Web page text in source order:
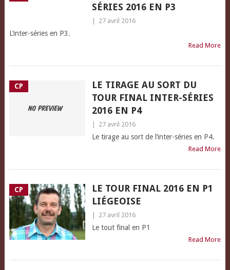
SÉRIES 2016 EN P3
27 avril 2016
L’inter-séries en P3.
Read More
CP
LE TIRAGE AU SORT DU
TOUR FINAL INTER-SÉRIES
2016 EN P4
27 avril 2016
Le tirage au sort de l’inter-séries en P4.
Read More
CP
LE TOUR FINAL 2016 EN P1
LIÉGEOISE
27 avril 2016
Le tout final en P1
Read More